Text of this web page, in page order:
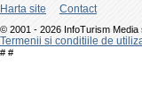
Harta site Contact
© 2001 - 2026 InfoTurism
Termenii si conditiile de
# #